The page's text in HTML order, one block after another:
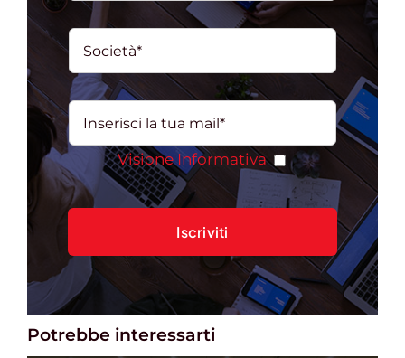
Visione Informativa
Potrebbe interessarti